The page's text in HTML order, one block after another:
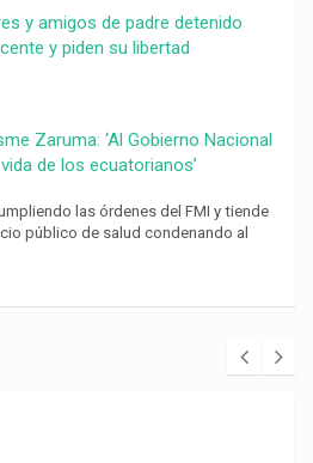
y amigos de padre detenido
y piden su libertad
Zaruma: ‘Al Gobierno Nacional
de los ecuatorianos’
las órdenes del FMI y tiende
público de salud condenando al